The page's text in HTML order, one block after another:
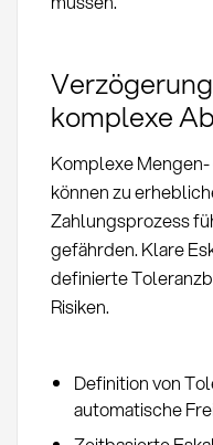
komplexe
Komplexe
können zu
Zahlungsprozess
gefährden. Klare
definierte
Risiken.
Definition von
automatische